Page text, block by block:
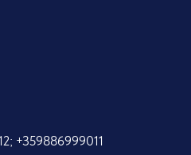
+359886999011